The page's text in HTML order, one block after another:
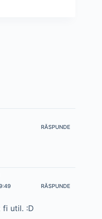
RĂSPUNDE
RĂSPUNDE
fi util. :D